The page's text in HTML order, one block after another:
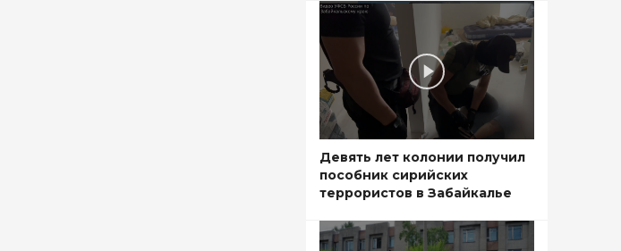
Девять лет колонии получил
пособник сирийских
террористов в Забайкалье